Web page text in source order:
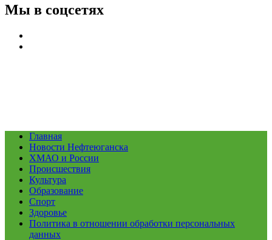
Мы в соцсетях
Главная
Новости Нефтеюганска
ХМАО и России
Происшествия
Культура
Образование
Спорт
Здоровье
Политика в отношении обработки персональных
данных